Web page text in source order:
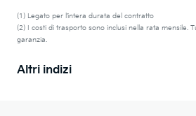
(1) Legato per l’intera durata del contratto
(2) I costi di trasporto sono inclusi nella rata mensile.
garanzia.
Altri indizi